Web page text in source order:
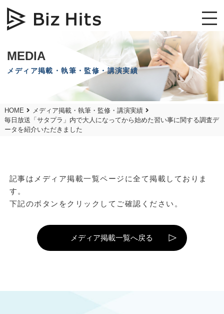
MEDIA
メディア掲載・執筆・監修・講演実績
HOME
メディア掲載・執筆・監修・講演実績
毎日放送「サタプラ」内で大人になってから始めた習い事に関する調査デ
ータを紹介いただきました
記事はメディア掲載一覧ページに全て掲載しておりま
す。
下記のボタンをクリックしてご確認ください。
メディア掲載一覧へ戻る